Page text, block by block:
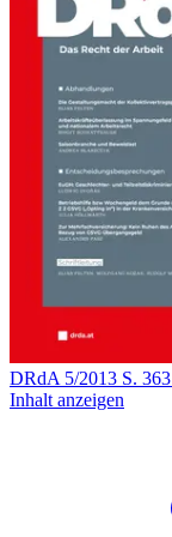
DRdA 5/2013 S. 363
Inhalt anzeigen